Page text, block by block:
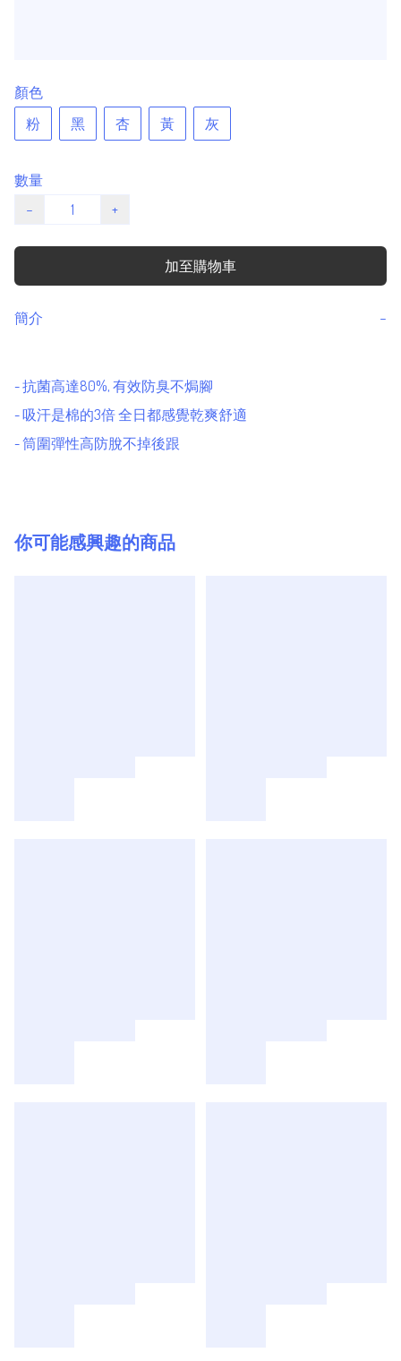
顏色
粉
黑 杏 黃 灰
數量
−
+
加至購物車
簡介 −
- 抗菌高達80%, 有效防臭不焗腳
- 吸汗是棉的3倍 全日都感覺乾爽舒適
- 筒圍彈性高防脫不掉後跟
你可能感興趣的商品